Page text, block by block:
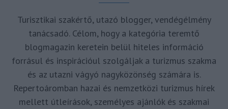
Turisztikai szakértő, utazó blogger, vendégélmény
tanácsadó. Célom, hogy a kategória teremtő
blogmagazin keretein belül hiteles információ
forrásul és inspirációul szolgáljak a turizmus szakma
és az utazni vágyó nagyközönség számára is.
Repertoáromban hazai és nemzetközi turizmus hírek
mellett útleírások, személyes ajánlók és szakmai